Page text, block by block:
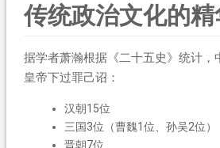
传统政治文化的精
据学者萧瀚根据《二十五史》统计，
皇帝下过罪己诏：
汉朝15位
三国3位（曹魏1位、孙吴2位）
晋朝7位